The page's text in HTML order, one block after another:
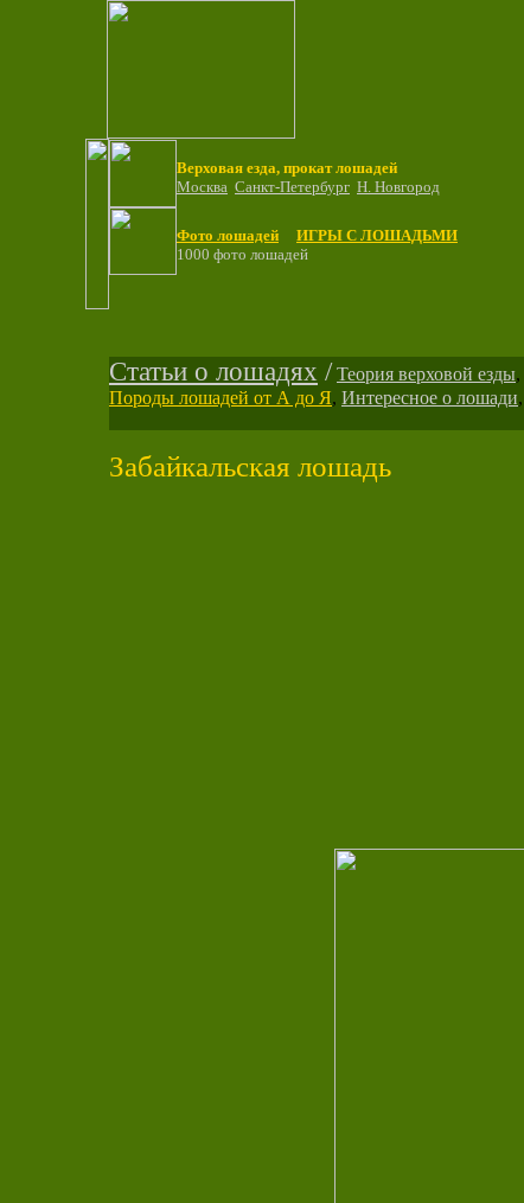
Верховая езда, прокат лошадей
Москва Санкт-Петербург Н. Новгород
Фото лошадей
ИГРЫ С ЛОШАДЬМИ
1000 фото лошадей
Статьи о лошадях / Теория верховой езды,
Породы лошадей от А до Я, Интересное о лошади,
Забайкальская лошадь